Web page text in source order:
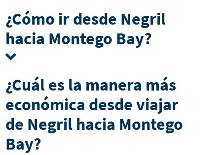
¿Cómo ir desde Negril
hacia Montego Bay?
¿Cuál es la manera más
económica desde viajar
de Negril hacia Montego
Bay?